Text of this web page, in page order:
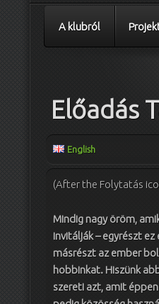
A klubról
Előadás
English
(After the Folytatás
Mindig nagy öröm,
invitálják – egyrészt
másrészt az ember
hobbinkat. Hiszünk
szereti azt, amit